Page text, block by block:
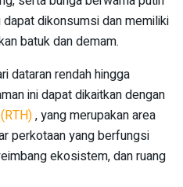
dikonsumsi dan memiliki
batuk dan demam.
dataran rendah hingga
ini dapat dikaitkan dengan
, yang merupakan area
perkotaan yang berfungsi
ekosistem, dan ruang